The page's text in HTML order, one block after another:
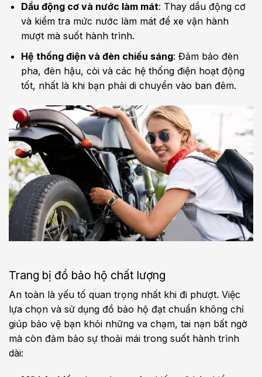
Dầu động cơ và nước làm mát: Thay dầu động cơ
và kiểm tra mức nước làm mát để xe vận hành
mượt mà suốt hành trình.
Hệ thống điện và đèn chiếu sáng: Đảm bảo đèn
pha, đèn hậu, còi và các hệ thống điện hoạt động
tốt, nhất là khi bạn phải di chuyển vào ban đêm.
Trang bị đồ bảo hộ chất lượng
An toàn là yếu tố quan trọng nhất khi đi phượt. Việc
lựa chọn và sử dụng đồ bảo hộ đạt chuẩn không chỉ
giúp bảo vệ bạn khỏi những va chạm, tai nạn bất ngờ
mà còn đảm bảo sự thoải mái trong suốt hành trình
dài: